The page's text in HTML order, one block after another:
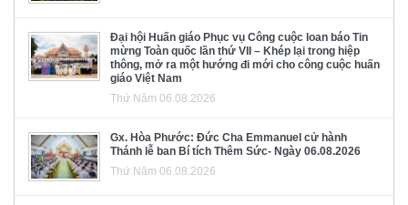
Đại hội Huấn giáo Phục vụ Công cuộc loan báo Tin
mừng Toàn quốc lần thứ VII – Khép lại trong hiệp
thông, mở ra một hướng đi mới cho công cuộc huấn
giáo Việt Nam
Thứ Năm 06.08.2026
Gx. Hòa Phước: Đức Cha Emmanuel cử hành
Thánh lễ ban Bí tích Thêm Sức- Ngày 06.08.2026
Thứ Năm 06.08.2026